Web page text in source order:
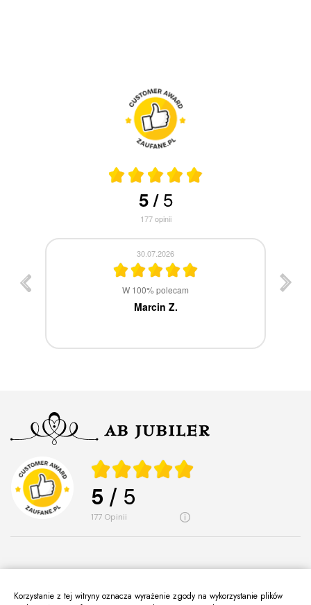
5/5
177opinii
30.07.2026
W 100% polecam
Marcin Z.
5 / 5
177 opinii
Korzystanie z tej witryny oznacza wyrażenie zgody na wykorzystanie plików